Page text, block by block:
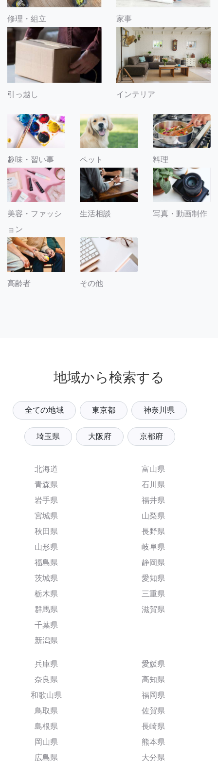
修理・組立 家事
引っ越し インテリア
趣味・習い事 ペット 料理
美容・ファッシ
ョン
生活相談 写真・動画制作
高齢者 その他
地域から検索する
全ての地域 東京都 神奈川県
埼玉県 大阪府 京都府
北海道
青森県
岩手県
宮城県
秋田県
山形県
福島県
茨城県
栃木県
群馬県
千葉県
新潟県
富山県
石川県
福井県
山梨県
長野県
岐阜県
静岡県
愛知県
三重県
滋賀県
兵庫県
奈良県
和歌山県
鳥取県
島根県
岡山県
広島県
愛媛県
高知県
福岡県
佐賀県
長崎県
熊本県
大分県